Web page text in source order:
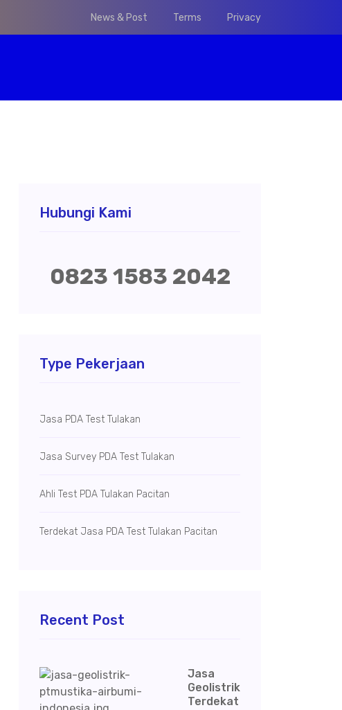
News & Post Terms Privacy
Hubungi Kami
0823 1583 2042
Type Pekerjaan
Jasa PDA Test Tulakan
Jasa Survey PDA Test Tulakan
Ahli Test PDA Tulakan Pacitan
Terdekat Jasa PDA Test Tulakan Pacitan
Recent Post
Jasa
Geolistrik
Terdekat